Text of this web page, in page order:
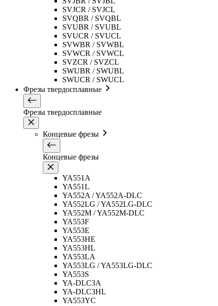
SVJCR / SVJCL
SVQBR / SVQBL
SVUBR / SVUBL
SVUCR / SVUCL
SVWBR / SVWBL
SVWCR / SVWCL
SVZCR / SVZCL
SWUBR / SWUBL
SWUCR / SWUCL
Фрезы твердосплавные
Фрезы твердосплавные
Концевые фрезы
Концевые фрезы
YA551A
YA551L
YA552A / YA552A-DLC
YA552LG / YA552LG-DLC
YA552M / YA552M-DLC
YA553F
YA553E
YA553HE
YA553HL
YA553LA
YA553LG / YA553LG-DLC
YA553S
YA-DLC3A
YA-DLC3HL
YA553YC